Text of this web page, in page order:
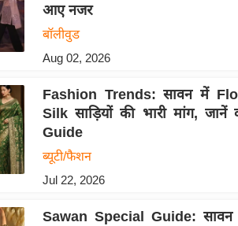
आए नजर
बॉलीवुड
Aug 02, 2026
Fashion Trends: सावन में
Silk साड़ियों की भारी मांग,
Guide
ब्यूटी/फैशन
Jul 22, 2026
Sawan Special Guide: